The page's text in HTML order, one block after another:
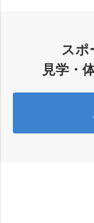
スポ
見学・